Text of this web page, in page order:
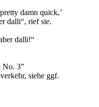
damn quick,’
dalli“, rief sie.
dalli!“
No. 3”
siehe ggf.